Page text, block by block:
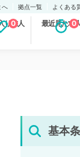
へ 拠点一覧 よくある
り求人
0 最近見た求0
基本